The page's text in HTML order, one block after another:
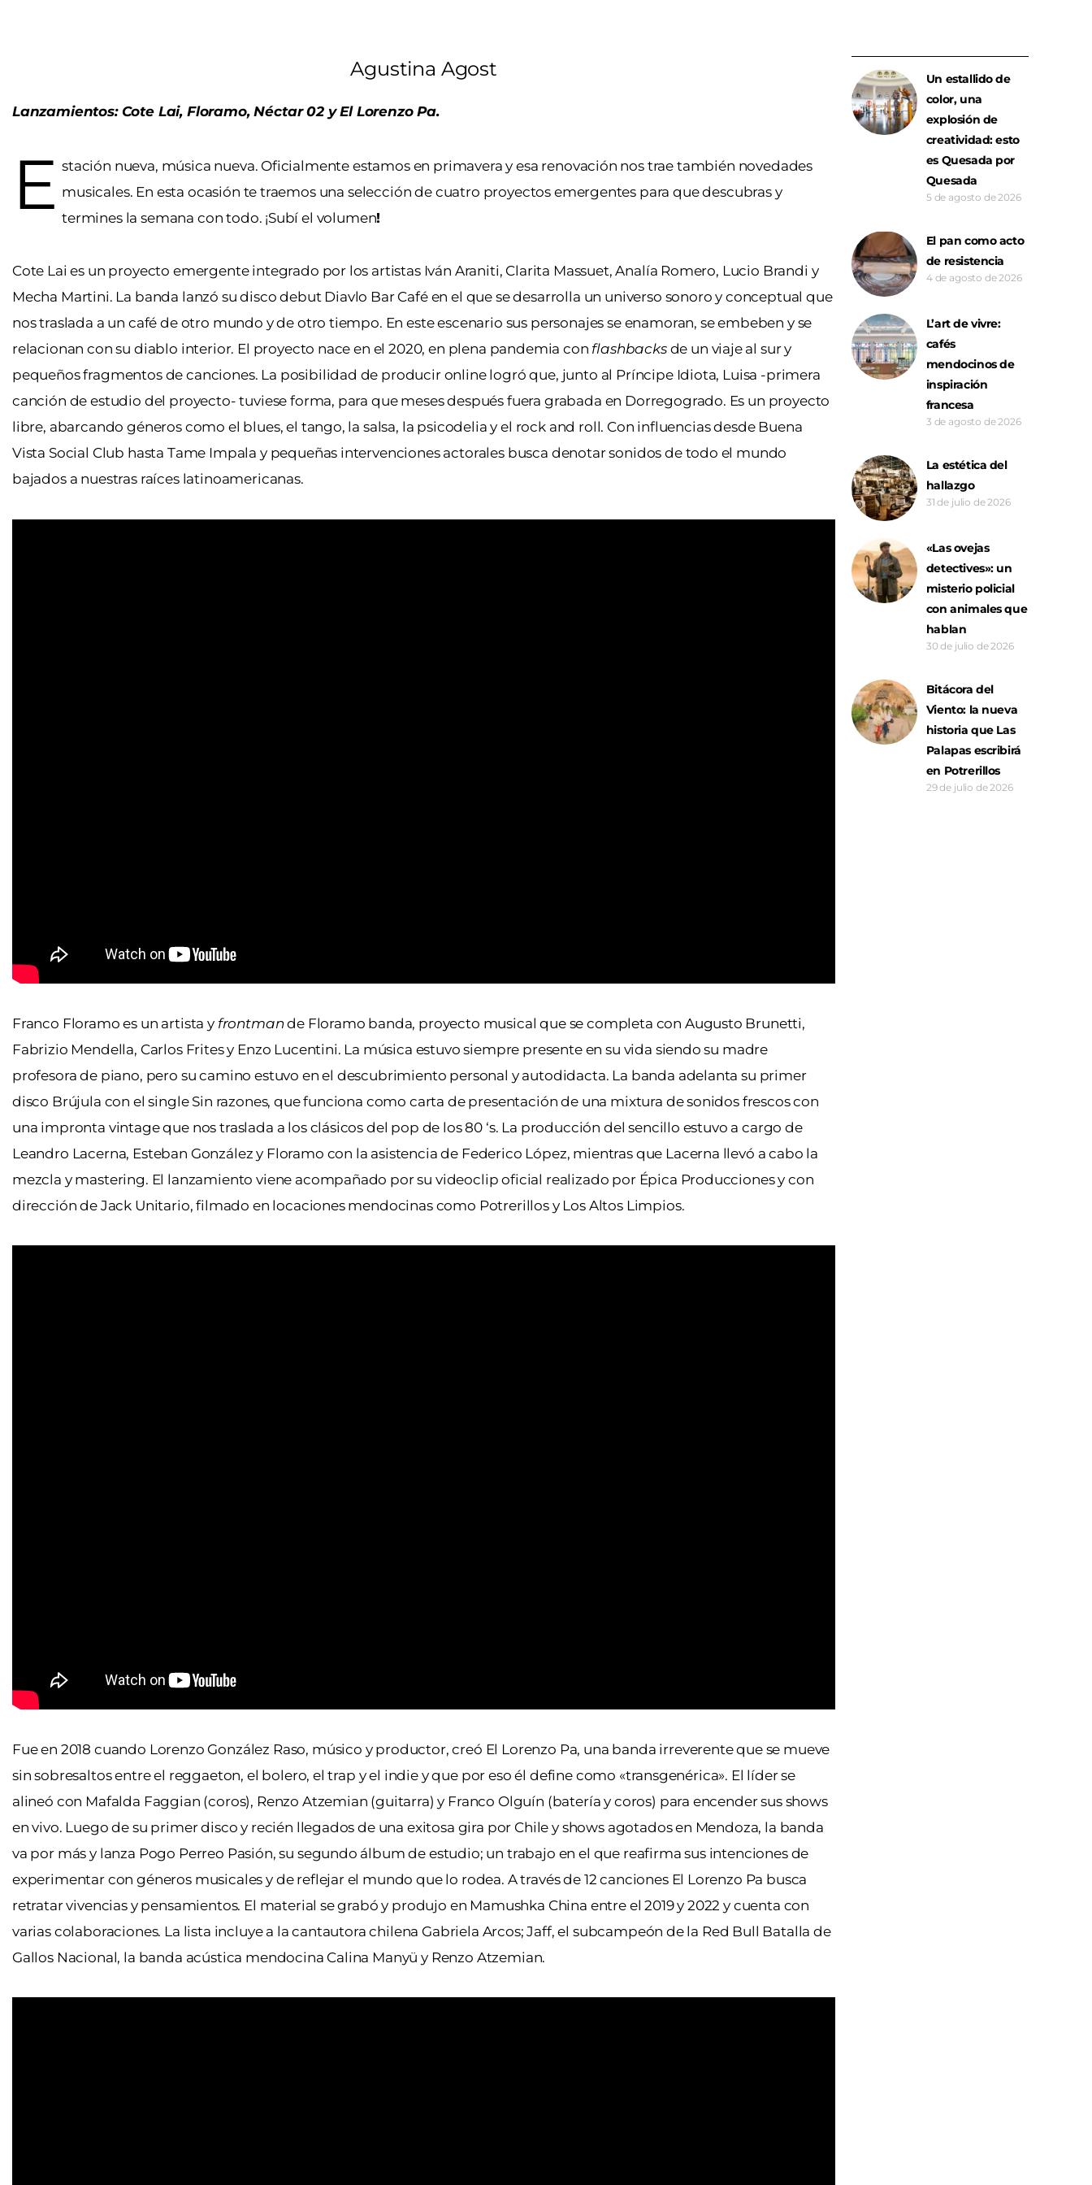
Agustina Agost
Lanzamientos: Cote Lai, Floramo, Néctar 02 y El Lorenzo Pa.
E stación nueva, música nueva. Oficialmente estamos en primavera y esa renovación nos trae también novedades
musicales. En esta ocasión te traemos una selección de cuatro proyectos emergentes para que descubras y
termines la semana con todo. ¡Subí el volumen!
Cote Lai es un proyecto emergente integrado por los artistas Iván Araniti, Clarita Massuet, Analía Romero, Lucio Brandi y
Mecha Martini. La banda lanzó su disco debut Diavlo Bar Café en el que se desarrolla un universo sonoro y conceptual que
nos traslada a un café de otro mundo y de otro tiempo. En este escenario sus personajes se enamoran, se embeben y se
relacionan con su diablo interior. El proyecto nace en el 2020, en plena pandemia con flashbacksde un viaje al sur y
pequeños fragmentos de canciones. La posibilidad de producir online logró que, junto al Príncipe Idiota, Luisa -primera
canción de estudio del proyecto- tuviese forma, para que meses después fuera grabada en Dorregogrado. Es un proyecto
libre, abarcando géneros como el blues, el tango, la salsa, la psicodelia y el rock and roll. Con influencias desde Buena
Vista Social Club hasta Tame Impala y pequeñas intervenciones actorales busca denotar sonidos de todo el mundo
bajados a nuestras raíces latinoamericanas.
Franco Floramo es un artista y frontman de Floramo banda, proyecto musical que se completa con Augusto Brunetti,
Fabrizio Mendella, Carlos Frites y Enzo Lucentini. La música estuvo siempre presente en su vida siendo su madre
profesora de piano, pero su camino estuvo en el descubrimiento personal y autodidacta. La banda adelanta su primer
disco Brújula con el single Sin razones, que funciona como carta de presentación de una mixtura de sonidos frescos con
una impronta vintage que nos traslada a los clásicos del pop de los 80 ‘s. La producción del sencillo estuvo a cargo de
Leandro Lacerna, Esteban González y Floramo con la asistencia de Federico López, mientras que Lacerna llevó a cabo la
mezcla y mastering. El lanzamiento viene acompañado por su videoclip oficial realizado por Épica Producciones y con
dirección de Jack Unitario, filmado en locaciones mendocinas como Potrerillos y Los Altos Limpios.
Fue en 2018 cuando Lorenzo González Raso, músico y productor, creó El Lorenzo Pa, una banda irreverente que se mueve
sin sobresaltos entre el reggaeton, el bolero, el trap y el indie y que por eso él define como «transgenérica». El líder se
alineó con Mafalda Faggian (coros), Renzo Atzemian (guitarra) y Franco Olguín (batería y coros) para encender sus shows
en vivo. Luego de su primer disco y recién llegados de una exitosa gira por Chile y shows agotados en Mendoza, la banda
va por más y lanza Pogo Perreo Pasión, su segundo álbum de estudio; un trabajo en el que reafirma sus intenciones de
experimentar con géneros musicales y de reflejar el mundo que lo rodea. A través de 12 canciones El Lorenzo Pa busca
retratar vivencias y pensamientos. El material se grabó y produjo en Mamushka China entre el 2019 y 2022 y cuenta con
varias colaboraciones. La lista incluye a la cantautora chilena Gabriela Arcos; Jaff, el subcampeón de la Red Bull Batalla de
Gallos Nacional, la banda acústica mendocina Calina Manyü y Renzo Atzemian.
Un estallido de
color, una
explosión de
creatividad: esto
es Quesada por
Quesada
5 de agosto de 2026
El pan como acto
de resistencia
4 de agosto de 2026
L’art de vivre:
cafés
mendocinos de
inspiración
francesa
3 de agosto de 2026
La estética del
hallazgo
31 de julio de 2026
«Las ovejas
detectives»: un
misterio policial
con animales que
hablan
30 de julio de 2026
Bitácora del
Viento: la nueva
historia que Las
Palapas escribirá
en Potrerillos
29 de julio de 2026